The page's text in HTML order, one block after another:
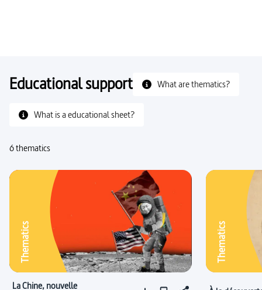
Educational support What are thematics?
What is a educational sheet?
6 thematics
Thematics
La Chine, nouvelle
Thematics